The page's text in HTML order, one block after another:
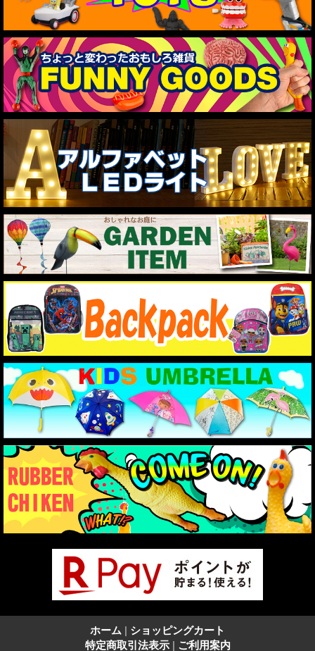
ホーム | ショッピングカート
特定商取引法表示 | ご利用案内